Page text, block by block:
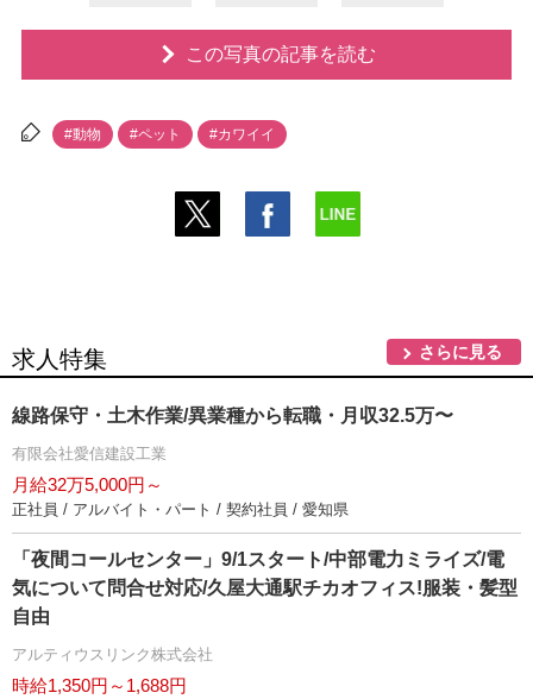
この写真の記事を読む
#動物 #ペット #カワイイ
求人特集 さらに見る
線路保守・土木作業/異業種から転職・月収32.5万〜
有限会社愛信建設工業
月給32万5,000円～
正社員 / アルバイト・パート / 契約社員 / 愛知県
「夜間コールセンター」9/1スタート/中部電力ミライズ/電
気について問合せ対応/久屋大通駅チカオフィス!服装・髪型
自由
アルティウスリンク株式会社
時給1,350円～1,688円